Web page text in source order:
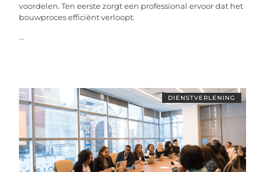
voordelen. Ten eerste zorgt een professional ervoor dat het
bouwproces efficiënt verloopt.
...
DIENSTVERLENING